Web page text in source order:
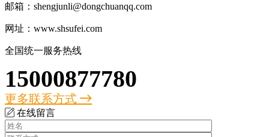
邮箱：shengjunli@dongchuanqq.com
网址：www.shsufei.com
全国统一服务热线
15000877780
更多联系方式
在线留言